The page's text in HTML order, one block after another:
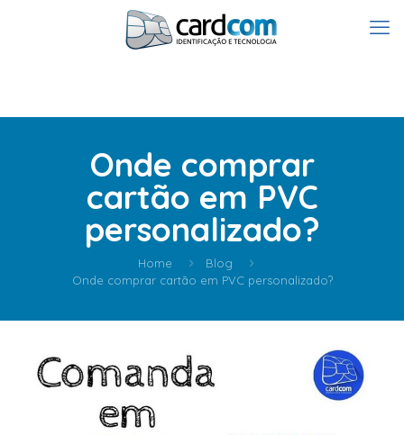
Onde comprar
cartão em PVC
personalizado?
Home
Blog
Onde comprar cartão em PVC personalizado?